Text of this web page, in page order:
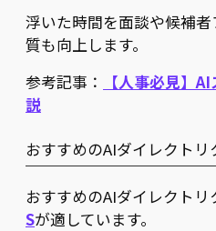
浮いた時間を面談や候補
質も向上します。
参考記事：
【人事必見】
説
おすすめのAIダイレクト
おすすめのAIダイレクト
Sが適しています。